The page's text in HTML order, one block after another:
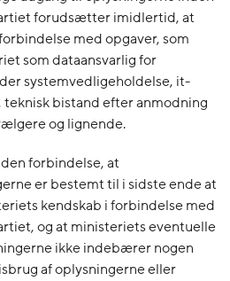
forudsætter imidlertid, at
med opgaver, som
som dataansvarlig for
systemvedligeholdelse, it-
bistand efter anmodning
og lignende.
forbindelse, at
er bestemt til i sidste ende at
kendskab i forbindelse med
og at ministeriets eventuelle
ikke indebærer nogen
af oplysningerne eller